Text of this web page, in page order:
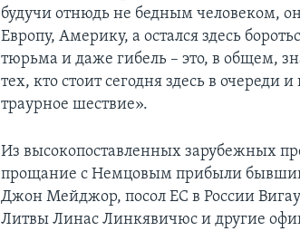
будучи отнюдь не бедным человеком,
Европу, Америку, а остался здесь
тюрьма и даже гибель – это, в общем,
тех, кто стоит сегодня здесь в
траурное шествие».
Из высокопоставленных зарубежных
прощание с Немцовым прибыли
Джон Мейджор, посол ЕС в России
Литвы Линас Линкявичюс и другие